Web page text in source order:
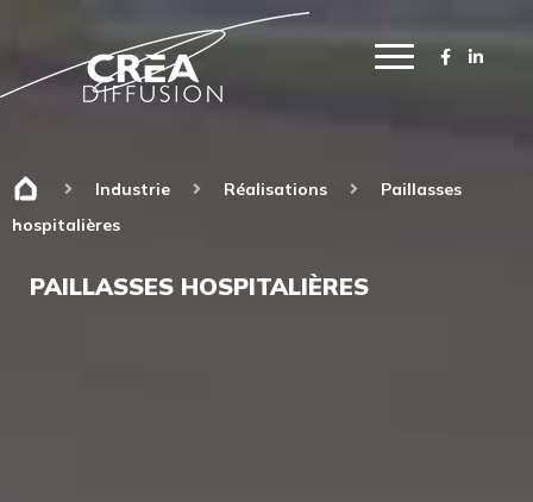
Industrie Réalisations
Paillasses
hospitalières
PAILLASSES HOSPITALIÈRES